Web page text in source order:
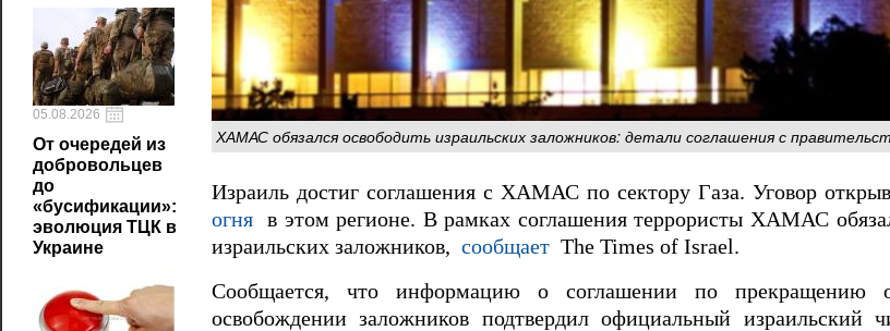
05.08.2026
От очередей из
добровольцев
до
«бусификации»:
эволюция ТЦК в
Украине
ХАМАС обязался освободить израильских заложников: детали соглашения с
Израиль достиг соглашения с ХАМАС по сектору Газа. Уговор
огня в этом регионе. В рамках соглашения террористы ХАМАС
израильских заложников, сообщает The Times of Israel.
Сообщается, что информацию о соглашении по прекращению
освобождении заложников подтвердил официальный израильский